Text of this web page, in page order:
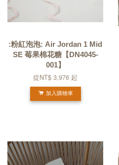
:粉紅泡泡: Air Jordan 1 Mid
SE 莓果棉花糖【DN4045-
001】
從NT$ 3,976 起
加入購物車